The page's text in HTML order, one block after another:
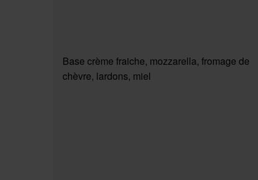
Base crème fraiche, mozzarella, fromage de
chèvre, lardons, miel